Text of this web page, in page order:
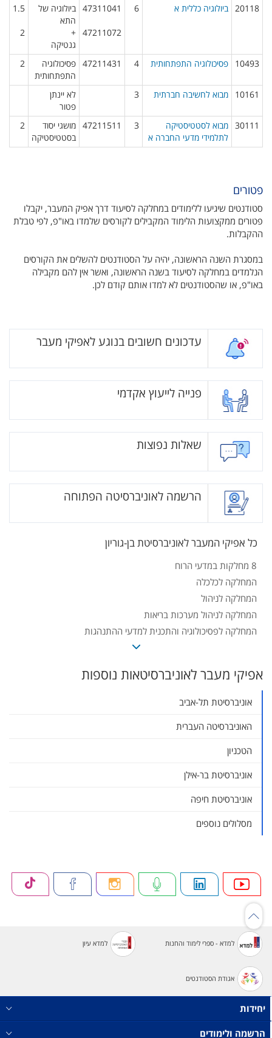
20118​ ביולוגיה כללית א 6​
47311041
47211072​
ביולוגיה של
התא
+
גנטיקה​
1.5
2
10493​ פסיכולוגיה התפתחותית 4​
47211431​ פסיכולוגיה
התפתחותית​
2​
10161​ מבוא לחשיבה חברתית 3​
לא יינתן
פטור​
30111​ מבוא לסטטיסטיקה
לתלמידי מדעי החברה א
3​
47211511​ מושגי יסוד
בסטטיסטיקה​
2​
פטורים
סטודנטים שיגיעו ללימודים במחלקה לסיעוד דרך אפיק המעבר, יקבלו
פטורים ממקצועות הלימוד המקבילים לקורסים שלמדו באו"פ, לפי טבלת
ההקבלות.
במסגרת השנה הראשונה, יהיה על הסטודנטים להשלים את הקורסים
הנלמדים במחלקה לסיעוד בשנה הראשונה, ואשר אין להם מקבילה
באו"פ, או שהסטודנטים לא למדו אותם קודם לכן.
עדכונים חשובים בנוגע לאפיקי מעבר
פנייה לייעוץ אקדמי
שאלות נפוצות
הרשמה לאוניברסיטה הפתוחה
כל אפיקי המעבר לאוניברסיטת בן-גוריון
8 מחלקות במדעי הרוח
המחלקה לכלכלה
המחלקה לניהול
המחלקה לניהול מערכות בריאות
המחלקה לפסיכולוגיה והתכנית למדעי ההתנהגות
הפקולטה למדעי ההנדסה
המחלקה לסיעוד
אפיקי מעבר לאוניברסיטאות נוספות
אוניברסיטת תל-אביב
האוניברסיטה העברית
הטכניון
אוניברסיטת בר-אילן
אוניברסיטת חיפה
מסלולים נוספים
למדא - ספרי לימוד והחנות למדא עיון
אגודת הסטודנטים
יחידות
הרשמה ולימודים